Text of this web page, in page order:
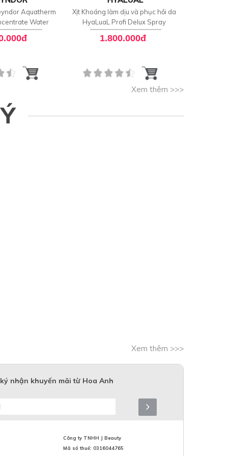
Aquatherm
Water
Xịt Khoáng làm dịu và phục hồi da
HyaLuaL Profi Delux Spray
1.800.000đ
Xem thêm >>>
Xem thêm >>>
nhận khuyến mãi từ Hoa Anh
Công ty TNHH J Beauty
Mã số thuế: 0316044765